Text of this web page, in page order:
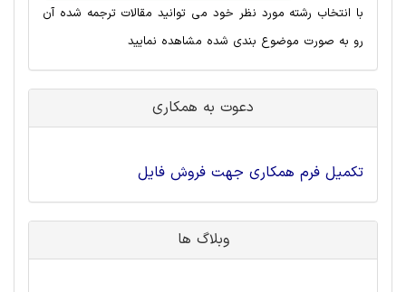
با انتخاب رشته مورد نظر خود می توانید مقالات ترجمه شده آن
رو به صورت موضوع بندی شده مشاهده نمایید
دعوت به همکاری
تکمیل فرم همکاری جهت فروش فایل
وبلاگ ها